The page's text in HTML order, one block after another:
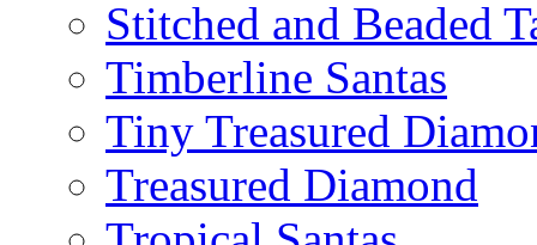
Stitched and Beaded
Timberline Santas
Tiny Treasured
Treasured Diamond